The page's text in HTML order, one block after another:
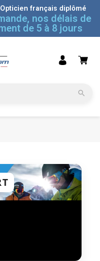
français diplômé
nos délais de
de 5 à 8 jours
